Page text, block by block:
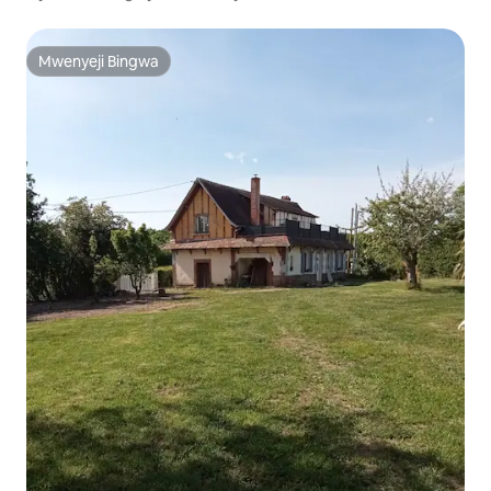
Mwenyeji Bingwa
Mwenyeji Bingwa